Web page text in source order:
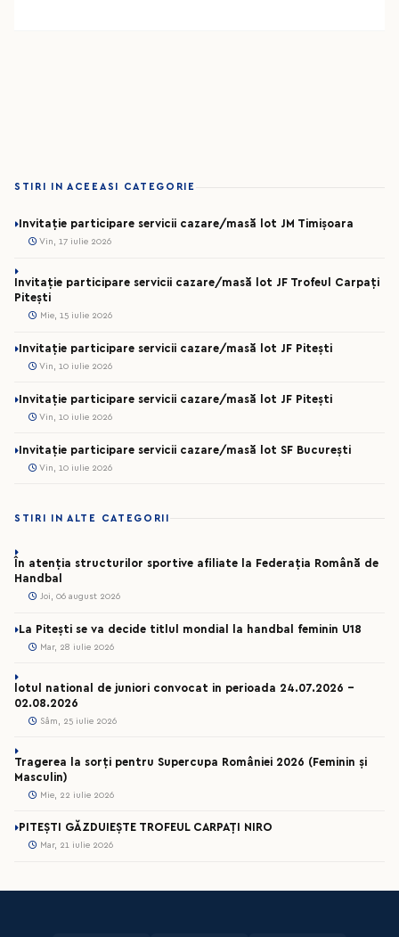
STIRI IN ACEEASI CATEGORIE
Invitație participare servicii cazare/masă lot JM Timișoara
Vin, 17 iulie 2026
Invitație participare servicii cazare/masă lot JF Trofeul Carpați
Pitești
Mie, 15 iulie 2026
Invitație participare servicii cazare/masă lot JF Pitești
Vin, 10 iulie 2026
Invitație participare servicii cazare/masă lot JF Pitești
Vin, 10 iulie 2026
Invitație participare servicii cazare/masă lot SF București
Vin, 10 iulie 2026
STIRI IN ALTE CATEGORII
În atenția structurilor sportive afiliate la Federația Română de
Handbal
Joi, 06 august 2026
La Pitești se va decide titlul mondial la handbal feminin U18
Mar, 28 iulie 2026
lotul national de juniori convocat in perioada 24.07.2026 –
02.08.2026
Sâm, 25 iulie 2026
Tragerea la sorți pentru Supercupa României 2026 (Feminin și
Masculin)
Mie, 22 iulie 2026
PITEȘTI GĂZDUIEȘTE TROFEUL CARPAȚI NIRO
Mar, 21 iulie 2026